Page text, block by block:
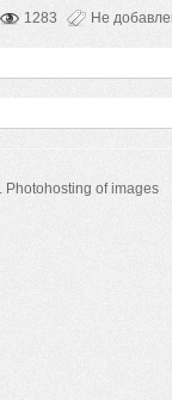
1283 Не
Photohosting of images